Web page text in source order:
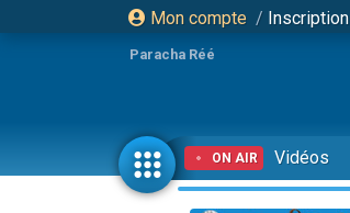
Mon compte / Inscription
Paracha Réé
ON AIR Vidéos